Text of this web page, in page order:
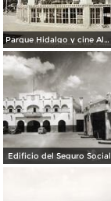
Parque Hidalgo y cine Alameda.
Edificio del Seguro Social